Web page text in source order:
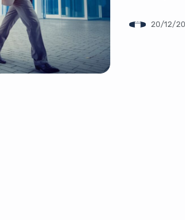
collègue20/12/
It looks like